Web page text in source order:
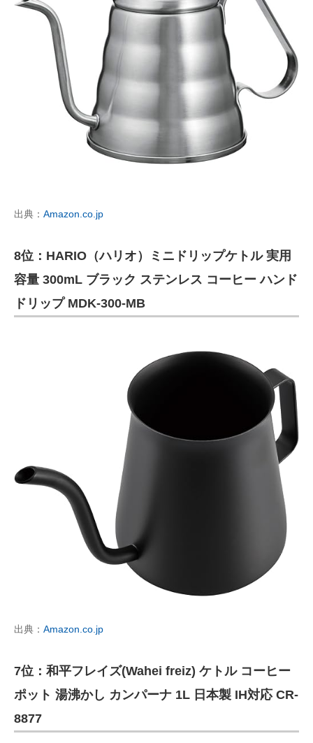
出典： Amazon.co.jp
8位：HARIO（ハリオ）ミニドリップケトル 実用
容量 300mL ブラック ステンレス コーヒー ハンド
ドリップ MDK-300-MB
出典： Amazon.co.jp
7位：和平フレイズ(Wahei freiz) ケトル コーヒー
ポット 湯沸かし カンパーナ 1L 日本製 IH対応 CR-
8877